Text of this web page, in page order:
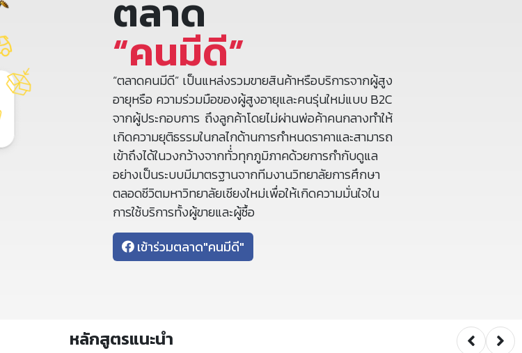
ตลาด
“คนมีดี”
“ตลาดคนมีดี” เป็นแหล่งรวมขายสินค้าหรือบริการจากผู้สูง
อายุหรือ ความร่วมมือของผู้สูงอายุและคนรุ่นใหม่แบบ B2C
จากผู้ประกอบการ ถึงลูกค้าโดยไม่ผ่านพ่อค้าคนกลางทำให้
เกิดความยุติธรรมในกลไกด้านการกำหนดราคาและสามารถ
เข้าถึงได้ในวงกว้างจากทั่่วทุกภูมิภาคด้วยการกำกับดูแล
อย่างเป็นระบบมีมาตรฐานจากทีมงานวิทยาลัยการศึกษา
ตลอดชีวิตมหาวิทยาลัยเชียงใหม่เพื่อให้เกิดความมั่นใจใน
การใช้บริการทั้งผู้ขายและผู้ซื้อ
เข้าร่วมตลาด"คนมีดี"
หลักสูตรแนะนำ